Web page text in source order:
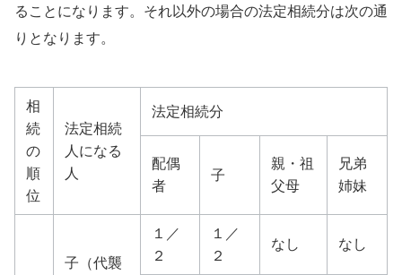
ることになります。それ以外の場合の法定相続分は次の通
りとなります。
相
続
の
順
位
法定相続
人になる
人
法定相続分
配偶
者
子
親・祖
父母
兄弟
姉妹
子（代襲
１／
２
１／
２
なし なし